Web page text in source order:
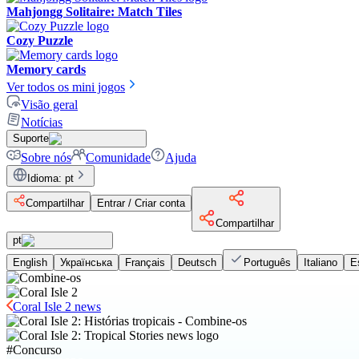
Mahjongg Solitaire: Match Tiles
Cozy Puzzle
Memory cards
Ver todos os mini jogos
Visão geral
Notícias
Suporte
Sobre nós Comunidade Ajuda
Idioma: pt
Compartilhar
Entrar / Criar conta
Compartilhar
pt
English
Українська Français Deutsch Português Italiano
Coral Isle 2 news
#Concurso